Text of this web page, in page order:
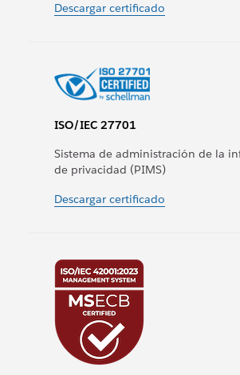
Descargar certificado
ISO/IEC 27701
Sistema de administración de la
de privacidad (PIMS)
Descargar certificado